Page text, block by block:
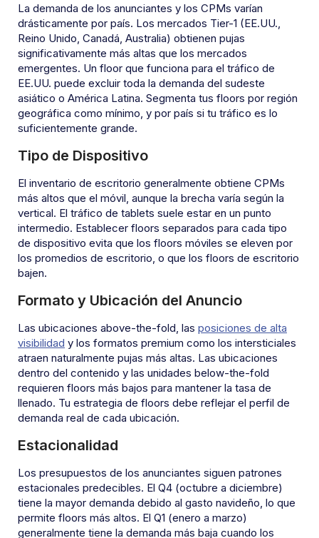
La demanda de los anunciantes y los CPMs varían
drásticamente por país. Los mercados Tier-1 (EE.UU.,
Reino Unido, Canadá, Australia) obtienen pujas
significativamente más altas que los mercados
emergentes. Un floor que funciona para el tráfico de
EE.UU. puede excluir toda la demanda del sudeste
asiático o América Latina. Segmenta tus floors por región
geográfica como mínimo, y por país si tu tráfico es lo
suficientemente grande.
Tipo de Dispositivo
El inventario de escritorio generalmente obtiene CPMs
más altos que el móvil, aunque la brecha varía según la
vertical. El tráfico de tablets suele estar en un punto
intermedio. Establecer floors separados para cada tipo
de dispositivo evita que los floors móviles se eleven por
los promedios de escritorio, o que los floors de escritorio
bajen.
Formato y Ubicación del Anuncio
Las ubicaciones above-the-fold, las posiciones de alta
visibilidad y los formatos premium como los intersticiales
atraen naturalmente pujas más altas. Las ubicaciones
dentro del contenido y las unidades below-the-fold
requieren floors más bajos para mantener la tasa de
llenado. Tu estrategia de floors debe reflejar el perfil de
demanda real de cada ubicación.
Estacionalidad
Los presupuestos de los anunciantes siguen patrones
estacionales predecibles. El Q4 (octubre a diciembre)
tiene la mayor demanda debido al gasto navideño, lo que
permite floors más altos. El Q1 (enero a marzo)
generalmente tiene la demanda más baja cuando los